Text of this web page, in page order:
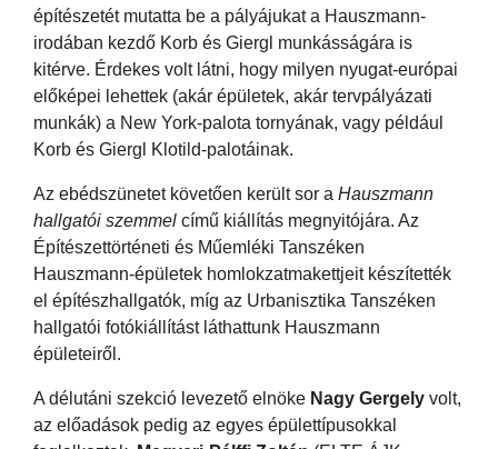
építészetét mutatta be a pályájukat a Hauszmann-
irodában kezdő Korb és Giergl munkásságára is
kitérve. Érdekes volt látni, hogy milyen nyugat-európai
előképei lehettek (akár épületek, akár tervpályázati
munkák) a New York-palota tornyának, vagy például
Korb és Giergl Klotild-palotáinak.
Az ebédszünetet követően került sor a Hauszmann
hallgatói szemmel című kiállítás megnyitójára. Az
Építészettörténeti és Műemléki Tanszéken
Hauszmann-épületek homlokzatmakettjeit készítették
el építészhallgatók, míg az Urbanisztika Tanszéken
hallgatói fotókiállítást láthattunk Hauszmann
épületeiről.
A délutáni szekció levezető elnöke Nagy Gergely volt,
az előadások pedig az egyes épülettípusokkal